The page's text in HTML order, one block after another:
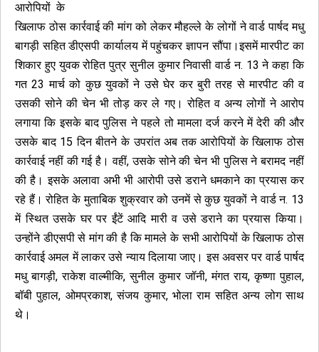
आरोपियों के
खिलाफ ठोस कार्रवाई की मांग को लेकर मौहल्ले के लोगों ने वार्ड पार्षद मधु
बागड़ी सहित डीएसपी कार्यालय में पहुंचकर ज्ञापन सौंपा।इसमें मारपीट का
शिकार हुए युवक रोहित पुत्र सुनील कुमार निवासी वार्ड न. 13 ने कहा कि
गत 23 मार्च को कुछ युवकों ने उसे घेर कर बुरी तरह से मारपीट की व
उसकी सोने की चेन भी तोड़ कर ले गए। रोहित व अन्य लोगों ने आरोप
लगाया कि इसके बाद पुलिस ने पहले तो मामला दर्ज करने में देरी की और
उसके बाद 15 दिन बीतने के उपरांत अब तक आरोपियों के खिलाफ ठोस
कार्रवाई नहीं की गई है। वहीं, उसके सोने की चेन भी पुलिस ने बरामद नहीं
की है। इसके अलावा अभी भी आरोपी उसे डराने धमकाने का प्रयास कर
रहे हैं। रोहित के मुताबिक शुक्रवार को उनमें से कुछ युवकों ने वार्ड न. 13
में स्थित उसके घर पर ईंटें आदि मारी व उसे डराने का प्रयास किया।
उन्होंने डीएसपी से मांग की है कि मामले के सभी आरोपियों के खिलाफ ठोस
कार्रवाई अमल में लाकर उसे न्याय दिलाया जाए। इस अवसर पर वार्ड पार्षद
मधु बागड़ी, राकेश वाल्मीकि, सुनील कुमार जॉनी, मंगत राय, कृष्णा पुहाल,
बॉबी पुहाल, ओमप्रकाश, संजय कुमार, भोला राम सहित अन्य लोग साथ
थे।